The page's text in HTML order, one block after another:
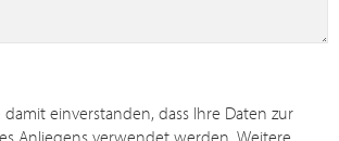
damit einverstanden, dass Ihre Daten zur